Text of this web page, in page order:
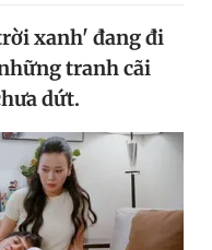
cần biết
xanh' đang đi
tranh cãi
dứt.